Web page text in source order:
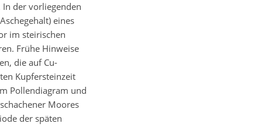
der vorliegenden
eines
im steirischen
Frühe Hinweise
die auf Cu-
Kupfersteinzeit
Pollendiagram und
Moores
der späten